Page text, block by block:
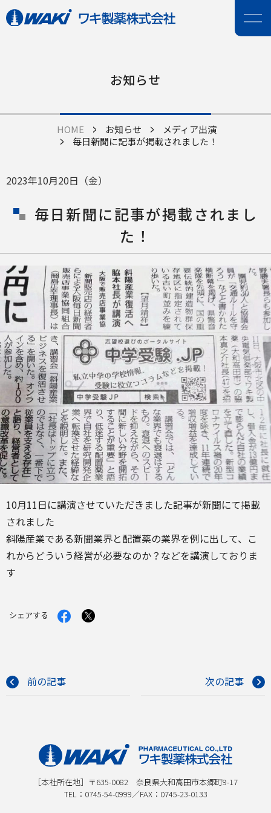
お知らせ
HOME お知らせ
メディア出演
毎日新聞に記事が掲載されました！
2023年10月20日（金）
毎日新聞に記事が掲載されまし
た！
10月11日に講演させていただきました記事が新聞にて掲載
されました
斜陽産業である新聞業界と配置薬の業界を例に出して、こ
れからどういう経営が必要なのか？などを講演しておりま
す
シェアする Facebook
で
X
で
前の記事 次の記事
［本社所在地］〒635-0082 奈良県大和高田市本郷町9-17
TEL： 0745-54-0999／FAX：0745-23-0133